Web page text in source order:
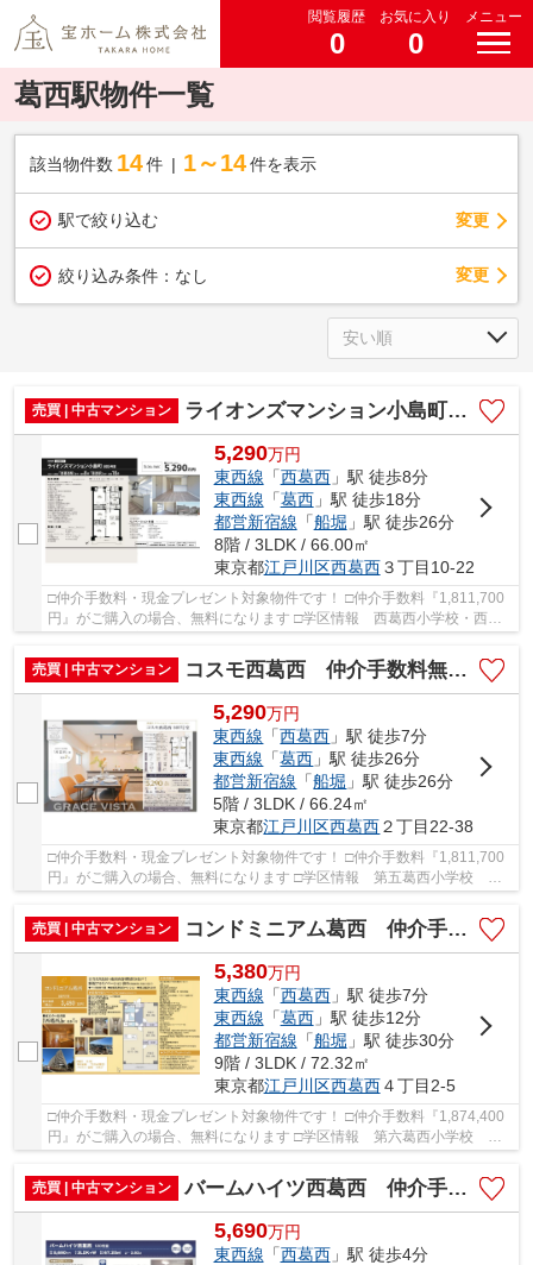
閲覧履歴
0
お気に入り
0
メニュー
葛西駅物件一覧
該当物件数 14件 1～14 件を表示
駅で絞り込む 変更
絞り込み条件： なし 変更
売買 | 中古マンション ライオンズマンション小島町 仲介手数料無料＋15万円現金プレゼント中
5,290万円
東西線 「西葛西」駅 徒歩8分
東西線 「葛西」駅 徒歩18分
都営新宿線 「船堀 」駅 徒歩26分
8階 / 3LDK / 66.00㎡
東京都江戸川区西葛西３丁目10-22
□仲介手数料・現金プレゼント対象物件です！ □仲介手数料『1,811,700
円』がご購入の場合、無料になります □学区情報 西葛西小学校・西葛
売買 | 中古マンション
コスモ西葛西 仲介手数料無料＋15万円現金プレゼント中
5,290万円
東西線 「西葛西 」駅 徒歩7分
東西線 「葛西 」駅 徒歩26分
都営新宿線 「船堀 」駅 徒歩26分
5階 / 3LDK / 66.24㎡
東京都江戸川区西葛西２丁目22-38
□仲介手数料・現金プレゼント対象物件です！ □仲介手数料『1,811,700
円』がご購入の場合、無料になります □学区情報 第五葛西小学校 約
売買 | 中古マンション
コンドミニアム葛西 仲介手数料無料＋15万円現金プレゼント中
5,380万円
東西線 「西葛西」駅 徒歩7分
東西線 「葛西」駅 徒歩12分
都営新宿線 「船堀 」駅 徒歩30分
9階 / 3LDK / 72.32㎡
東京都江戸川区西葛西４丁目2-5
□仲介手数料・現金プレゼント対象物件です！ □仲介手数料『1,874,400
円』がご購入の場合、無料になります □学区情報 第六葛西小学校 約5
売買 | 中古マンション
バームハイツ西葛西 仲介手数料無料＋15万円現金プレゼント中
5,690万円
東西線 「西葛西」駅 徒歩4分